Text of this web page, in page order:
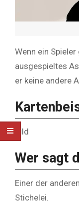
Wenn ein
ausgespieltes
er keine andere
Bild
Wer sagt
Einer der
Stichelei.